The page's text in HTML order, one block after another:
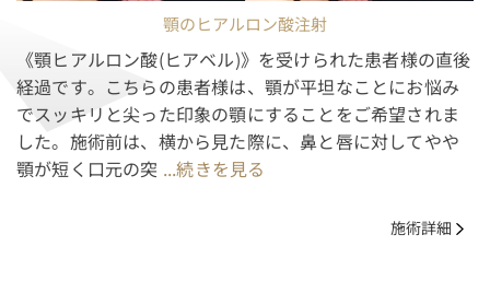
顎のヒアルロン酸注射
《顎ヒアルロン酸(ヒアベル)》を受けられた患者様の直後
経過です。こちらの患者様は、顎が平坦なことにお悩み
でスッキリと尖った印象の顎にすることをご希望されま
した。施術前は、横から見た際に、鼻と唇に対してやや
顎が短く口元の突 ...続きを見る
施術詳細